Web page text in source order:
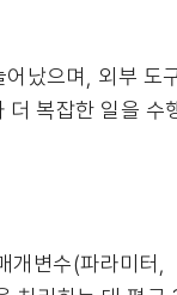
났으며, 외부 도
복잡한 일을 수
변수(파라미터,